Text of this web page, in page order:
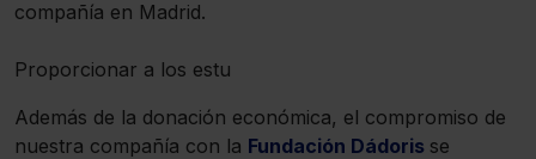
compañía en Madrid.
Proporcionar a los estu
Además de la donación económica, el compromiso de
nuestra compañía con la Fundación Dádoris se